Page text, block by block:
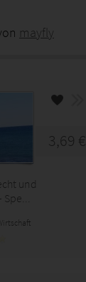
mayfly
3,69 €
und